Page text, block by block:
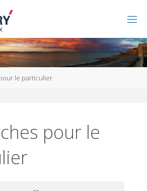
le particulier
pour le